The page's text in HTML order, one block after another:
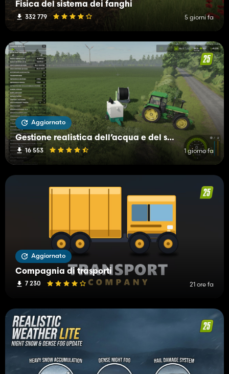
Fisica del sistema dei fanghi
332 779 5 giorni fa
Aggiornato
Gestione realistica dell’acqua e del suolo (RWSM)
16 553 1 giorno fa
Aggiornato
Compagnia di trasporti
7 230 21 ore fa